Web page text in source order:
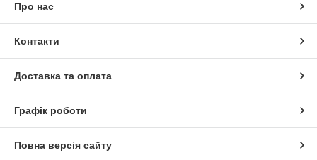
Про нас
Контакти
Доставка та оплата
Графік роботи
Повна версія сайту